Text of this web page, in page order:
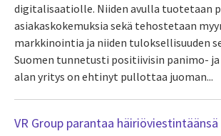
digitalisaatiolle. Niiden avulla tuotetaan
asiakaskokemuksia sekä tehostetaan
markkinointia ja niiden tuloksellisuuden
Suomen tunnetusti positiivisin panimo-
alan yritys on ehtinyt pullottaa juoman...
VR Group parantaa häiriöviestintäänsä